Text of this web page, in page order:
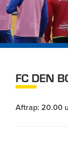
FC DEN
Aftrap: 20.00